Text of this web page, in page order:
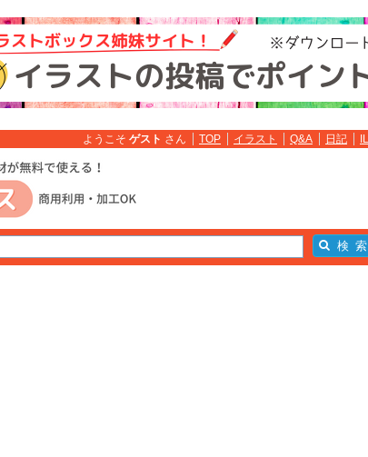
ようこそ ゲスト さん TOP イラスト Q&A 日記